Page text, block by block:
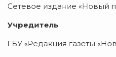
Сетевое издание «Новый
Учредитель
ГБУ «Редакция газеты